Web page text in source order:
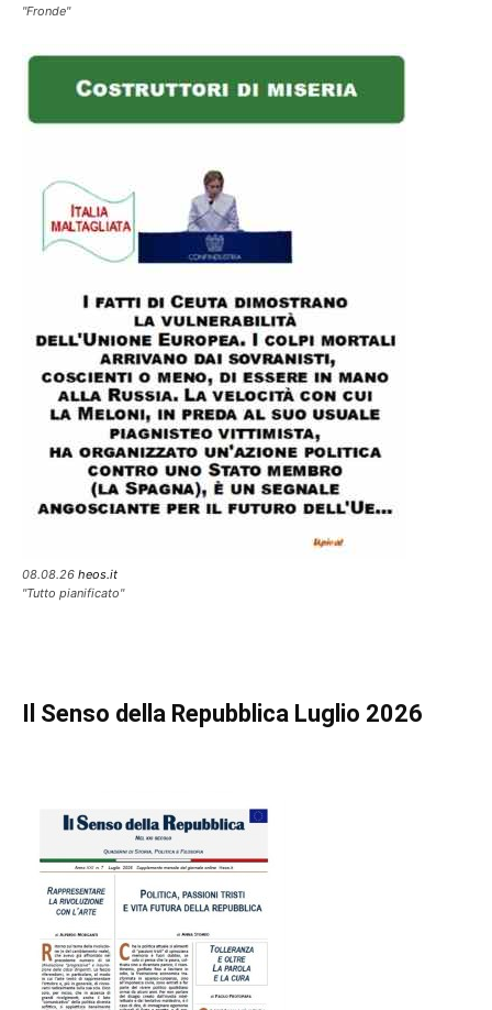
"Fronde"
08.08.26 heos.it
"Tutto pianificato"
Il Senso della Repubblica Luglio 2026